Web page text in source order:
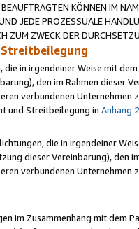
KÖNNEN IM
JEDE PROZESSUALE
ZUM ZWECK DER
Streitbeilegung
in irgendeiner Weise mit
den im Rahmen dieser
verbundenen
und Streitbeilegung in Anhang 2
die in irgendeiner
dieser Vereinbarung), den
verbundenen
im Zusammenhang mit dem